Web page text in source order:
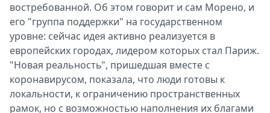
востребованной. Об этом говорит и сам Морено, и
его "группа поддержки" на государственном
уровне: сейчас идея активно реализуется в
европейских городах, лидером которых стал Париж.
"Новая реальность", пришедшая вместе с
коронавирусом, показала, что люди готовы к
локальности, к ограничению пространственных
рамок, но с возможностью наполнения их благами